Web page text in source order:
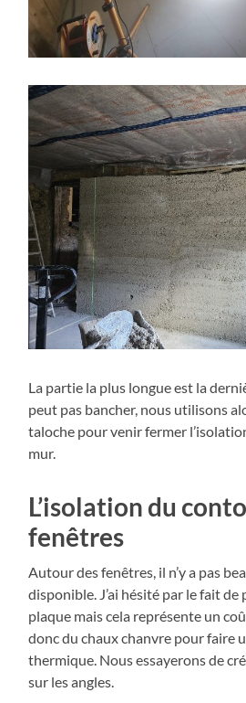
La partie la plus longue est la
peut pas bancher, nous utilisons
taloche pour venir fermer
mur.
L’isolation du
fenêtres
Autour des fenêtres, il n’y a pas
disponible. J’ai hésité par le fait de
plaque mais cela représente un
donc du chaux chanvre pour faire
thermique. Nous essayerons de
sur les angles.